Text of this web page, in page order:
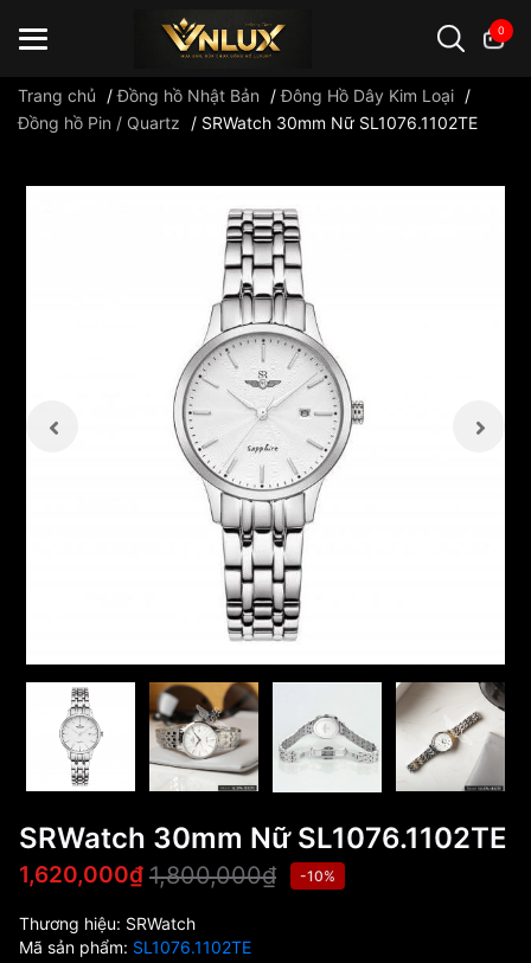
0
Trang chủ /Đồng hồ Nhật Bản /Đông Hồ Dây Kim Loại /
Đồng hồ Pin / Quartz
/ SRWatch 30mm Nữ SL1076.1102TE
SRWatch 30mm Nữ SL1076.1102TE
1,620,000₫ 1,800,000₫ -10%
Thương hiệu: SRWatch
Mã sản phẩm: SL1076.1102TE